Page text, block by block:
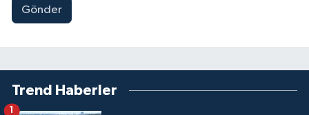
Gönder
Trend Haberler